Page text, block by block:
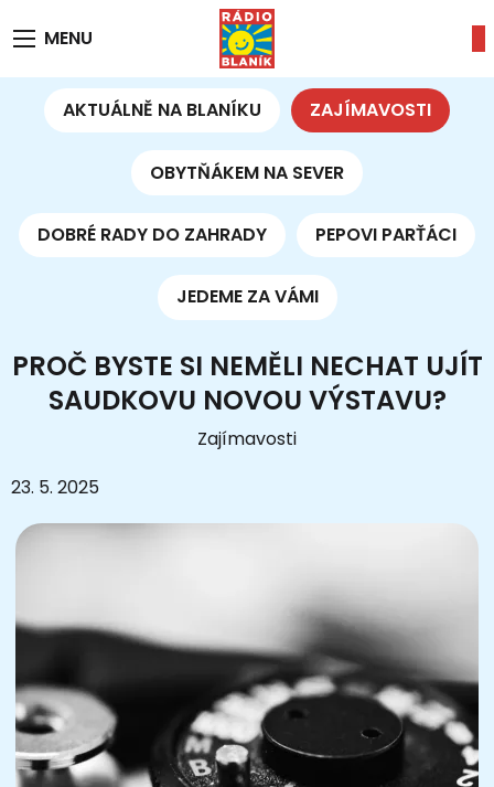
MENU
AKTUÁLNĚ NA BLANÍKU ZAJÍMAVOSTI
OBYTŇÁKEM NA SEVER
DOBRÉ RADY DO ZAHRADY PEPOVI PARŤÁCI
JEDEME ZA VÁMI
PROČ BYSTE SI NEMĚLI NECHAT UJÍT
SAUDKOVU NOVOU VÝSTAVU?
Zajímavosti
23. 5. 2025